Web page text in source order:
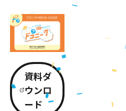
資料ダ
ウンロ
ード